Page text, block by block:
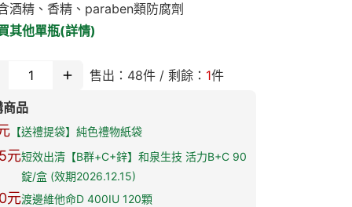
酒精、香精、paraben類防腐劑
其他單瓶(詳情)
售出： 48件 / 剩餘： 1件
商品
【送禮提袋】純色禮物紙袋
元短效出清【B群+C+鋅】和泉生技 活力B+C 90
錠/盒 (效期2026.12.15)
元渡邊維他命D 400IU 120顆